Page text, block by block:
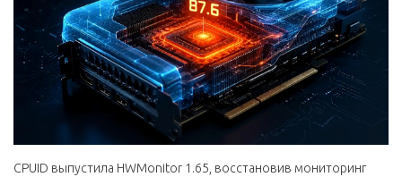
CPUID выпустила HWMonitor 1.65, восстановив мониторинг